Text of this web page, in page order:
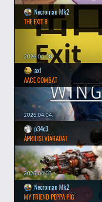
Necroman Mk2
THE EXIT 8
2026.04.08.
axl
AACE COMBAT
2026.04.04.
p34c3
ÁPRILISI VÍÁRADAT
2026.04.03.
Necroman Mk2
MY FRIEND PEPPA PIG